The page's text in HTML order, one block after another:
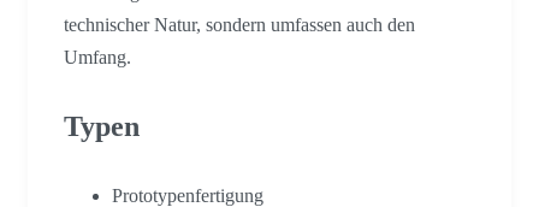
technischer Natur, sondern umfassen auch den
Umfang.
Typen
Prototypenfertigung